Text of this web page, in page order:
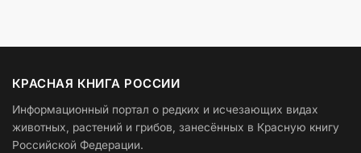
КРАСНАЯ КНИГА РОССИИ
Информационный портал о редких и исчезающих видах
животных, растений и грибов, занесённых в Красную книгу
Российской Федерации.